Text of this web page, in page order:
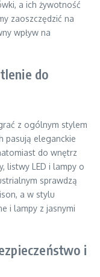
a ich żywotność
zaoszczędzić na
wpływ na
do
z ogólnym stylem
pasują eleganckie
do wnętrz
listwy LED i lampy o
sprawdzą
a w stylu
i lampy z jasnymi
i